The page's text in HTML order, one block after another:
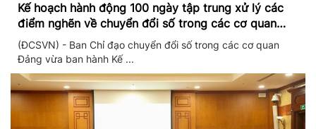
Kế hoạch hành động 100 ngày tập trung xử lý các
điểm nghẽn về chuyển đổi số trong các cơ quan
Đảng
(ĐCSVN) - Ban Chỉ đạo chuyển đổi số trong các cơ quan
Đảng vừa ban hành Kế ...